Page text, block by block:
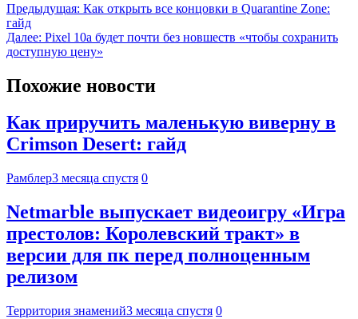
Предыдущая: Как открыть все концовки в Quarantine Zone:
гайд
Далее: Pixel 10a будет почти без новшеств «чтобы сохранить
доступную цену»
Похожие новости
Как приручить маленькую виверну в
Crimson Desert: гайд
Рамблер3 месяца спустя 0
Netmarble выпускает видеоигру «Игра
престолов: Королевский тракт» в
версии для пк перед полноценным
релизом
Территория знамений3 месяца спустя 0